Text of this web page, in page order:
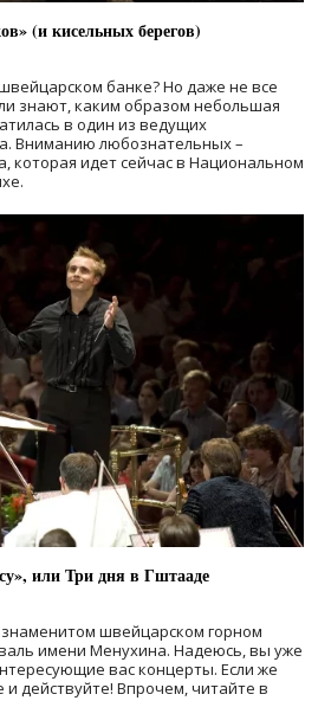
(и кисельных берегов)
банке? Но даже не все
знают, каким образом небольшая
в один из ведущих
Вниманию любознательных –
которая идет сейчас в Национальном
или Три дня в Гштааде
швейцарском горном
имени Менухина. Надеюсь, вы уже
вас концерты. Если же
и действуйте! Впрочем, читайте в